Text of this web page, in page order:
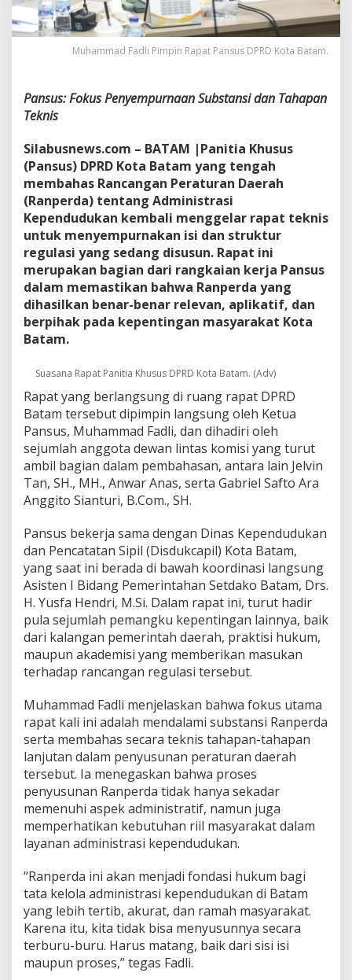
a
p
a
t
n
D
P
R
B
a
t
a
m
,
L
a
n
k
a
n
P
e
m
b
h
a
a
n
R
a
n
p
e
r
d
a
A
m
i
n
i
s
t
r
s
i
K
p
e
n
d
u
d
u
k
Muhammad Fadli Pimpin Rapat Pansus DPRD Kota Batam.
Pansus: Fokus Penyempurnaan Substansi dan Tahapan
Teknis
Silabusnews.com – BATAM |Panitia Khusus
(Pansus) DPRD Kota Batam yang tengah
membahas Rancangan Peraturan Daerah
(Ranperda) tentang Administrasi
Kependudukan kembali menggelar rapat teknis
untuk menyempurnakan isi dan struktur
regulasi yang sedang disusun. Rapat ini
merupakan bagian dari rangkaian kerja Pansus
dalam memastikan bahwa Ranperda yang
dihasilkan benar-benar relevan, aplikatif, dan
berpihak pada kepentingan masyarakat Kota
Batam.
Suasana Rapat Panitia Khusus DPRD Kota Batam. (Adv)
Rapat yang berlangsung di ruang rapat DPRD
Batam tersebut dipimpin langsung oleh Ketua
Pansus, Muhammad Fadli, dan dihadiri oleh
sejumlah anggota dewan lintas komisi yang turut
ambil bagian dalam pembahasan, antara lain Jelvin
Tan, SH., MH., Anwar Anas, serta Gabriel Safto Ara
Anggito Sianturi, B.Com., SH.
Pansus bekerja sama dengan Dinas Kependudukan
dan Pencatatan Sipil (Disdukcapil) Kota Batam,
yang saat ini berada di bawah koordinasi langsung
Asisten I Bidang Pemerintahan Setdako Batam, Drs.
H. Yusfa Hendri, M.Si. Dalam rapat ini, turut hadir
pula sejumlah pemangku kepentingan lainnya, baik
dari kalangan pemerintah daerah, praktisi hukum,
maupun akademisi yang memberikan masukan
terhadap rancangan regulasi tersebut.
Muhammad Fadli menjelaskan bahwa fokus utama
rapat kali ini adalah mendalami substansi Ranperda
serta membahas secara teknis tahapan-tahapan
lanjutan dalam penyusunan peraturan daerah
tersebut. Ia menegaskan bahwa proses
penyusunan Ranperda tidak hanya sekadar
memenuhi aspek administratif, namun juga
memperhatikan kebutuhan riil masyarakat dalam
layanan administrasi kependudukan.
“Ranperda ini akan menjadi fondasi hukum bagi
tata kelola administrasi kependudukan di Batam
yang lebih tertib, akurat, dan ramah masyarakat.
Karena itu, kita tidak bisa menyusunnya secara
terburu-buru. Harus matang, baik dari sisi isi
maupun proses,” tegas Fadli.